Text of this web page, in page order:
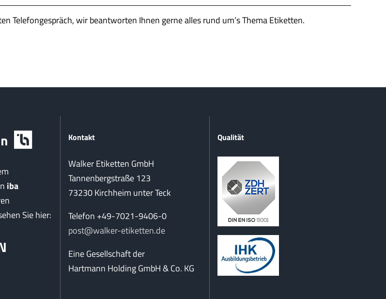
Telefongespräch, wir beantworten Ihnen gerne alles rund um’s Thema Etiketten.
iba
Sie hier:
Kontakt
Walker Etiketten GmbH
Tannenbergstraße 123
73230 Kirchheim unter Teck
Telefon +49-7021-9406-0
post@walker-etiketten.de
Eine Gesellschaft der
Hartmann Holding GmbH & Co. KG
Qualität